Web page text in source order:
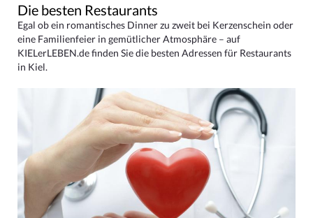
Die besten Restaurants
Egal ob ein romantisches Dinner zu zweit bei Kerzenschein oder
eine Familienfeier in gemütlicher Atmosphäre – auf
KIELerLEBEN.de finden Sie die besten Adressen für Restaurants
in Kiel.